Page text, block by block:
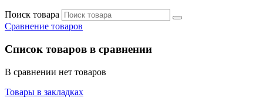
Поиск товара
Сравнение товаров
Список товаров в сравнении
В сравнении нет товаров
Товары в закладках